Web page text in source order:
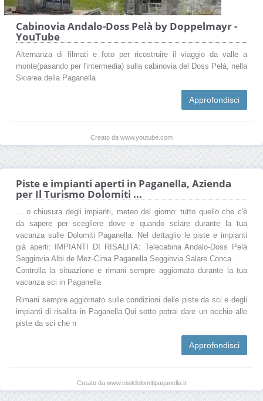
Cabinovia Andalo-Doss Pelà by Doppelmayr -
YouTube
Alternanza di filmati e foto per ricostruire il viaggio da valle a
monte(pasando per l'intermedia) sulla cabinovia del Doss Pelà, nella
Skiarea della Paganella
Approfondisci
Creato da www.youtube.com
Piste e impianti aperti in Paganella, Azienda
per Il Turismo Dolomiti ...
... o chiusura degli impianti, meteo del giorno: tutto quello che c'è
da sapere per scegliere dove e quando sciare durante la tua
vacanza sulle Dolomiti Paganella. Nel dettaglio le piste e impianti
già aperti: IMPIANTI DI RISALITA: Telecabina Andalo-Doss Pelà
Seggiovia Albi de Mez-Cima Paganella Seggiovia Salare Conca.
Controlla la situazione e rimani sempre aggiornato durante la tua
vacanza sci in Paganella
Rimani sempre aggiornato sulle condizioni delle piste da sci e degli
impianti di risalita in Paganella.Qui sotto potrai dare un occhio alle
piste da sci che n
Approfondisci
Creato da www.visitdolomitipaganella.it